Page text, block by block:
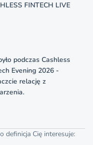
FINTECH LIVE
podczas Cashless
Evening 2026 -
relację z
definicja Cię interesuje: